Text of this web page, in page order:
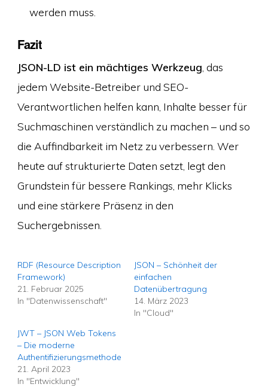
werden muss.
Fazit
JSON-LD ist ein mächtiges Werkzeug , das
jedem Website-Betreiber und SEO-
Verantwortlichen helfen kann, Inhalte besser für
Suchmaschinen verständlich zu machen – und so
die Auffindbarkeit im Netz zu verbessern. Wer
heute auf strukturierte Daten setzt, legt den
Grundstein für bessere Rankings, mehr Klicks
und eine stärkere Präsenz in den
Suchergebnissen.
RDF (Resource Description
Framework)
21. Februar 2025
In "Datenwissenschaft"
JSON – Schönheit der
einfachen
Datenübertragung
14. März 2023
In "Cloud"
JWT – JSON Web Tokens
– Die moderne
Authentifizierungsmethode
21. April 2023
In "Entwicklung"